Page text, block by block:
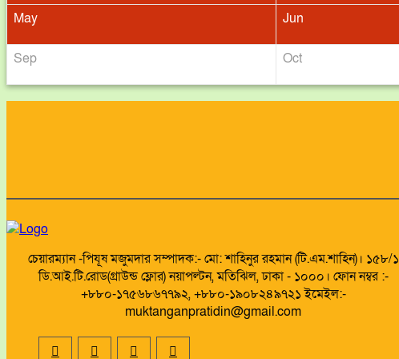
May Jun
Sep Oct
চেয়ারম্যান -পিযূষ মজুমদার সম্পাদক:- মো: শাহিনুর রহমান (টি.এম.শাহিন)। ১৫৮/১
ডি.আই.টি.রোড(গ্রাউন্ড ফ্লোর) নয়াপল্টন, মতিঝিল, ঢাকা - ১০০০। ফোন নম্বর :-
+৮৮০-১৭৫৬৮৬৭৭৯২, +৮৮০-১৯০৮২৪৯৭২১ ইমেইল:-
muktanganpratidin@gmail.com